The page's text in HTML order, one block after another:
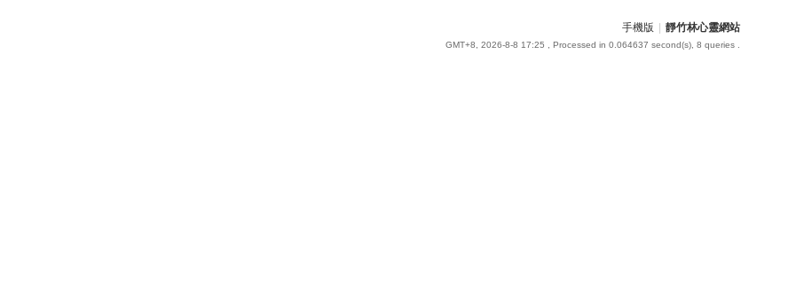
手機版 靜竹林心靈網站
GMT+8, 2026-8-8 17:25 , Processed in 0.064637 second(s), 8 queries .